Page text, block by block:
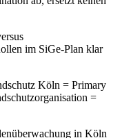
im SiGe-Plan klar
Köln = Primary
=
in Köln